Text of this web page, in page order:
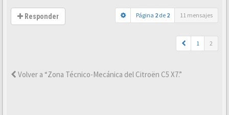
Responder Página 2 de 2 11 mensajes
1 2
Volver a “Zona Técnico-Mecánica del Citroën C5 X7.”